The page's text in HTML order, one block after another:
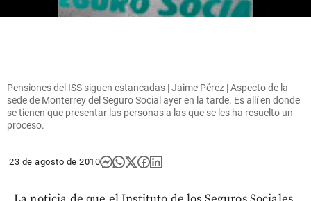
Pensiones del ISS siguen estancadas | Jaime Pérez | Aspecto de la
sede de Monterrey del Seguro Social ayer en la tarde. Es allí en donde
se tienen que presentar las personas a las que se les ha resuelto un
proceso.
23 de agosto de 2010